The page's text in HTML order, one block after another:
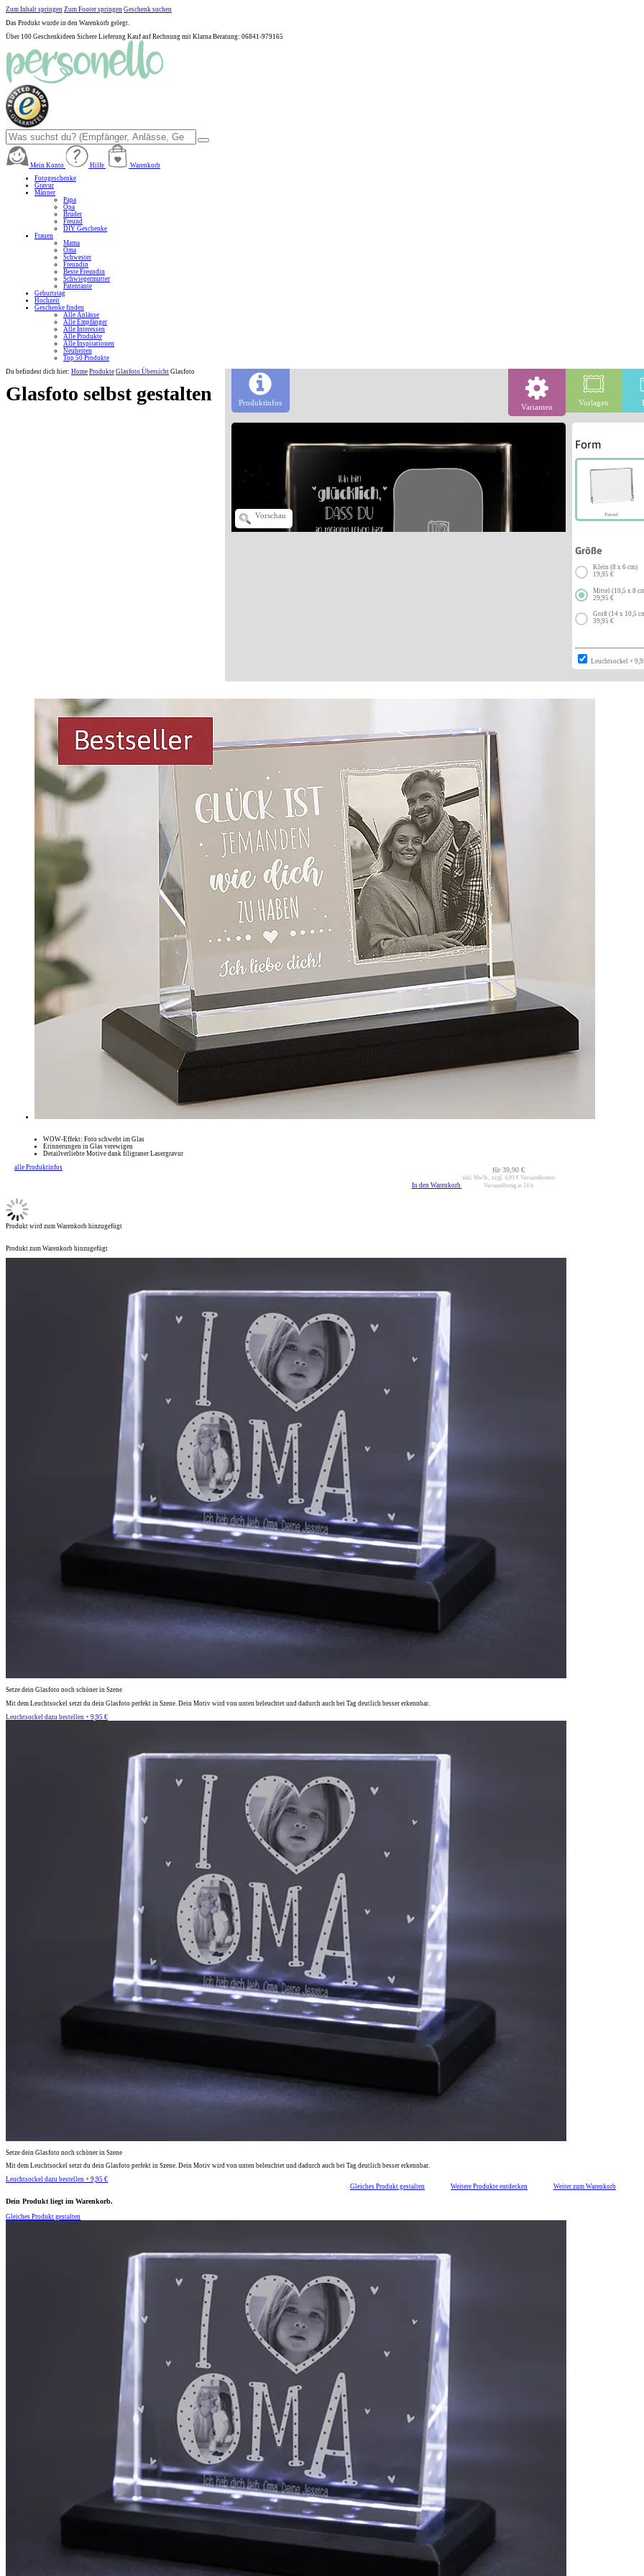
Zum Inhalt springen Zum Footer springen Geschenk suchen
Das Produkt wurde in den Warenkorb gelegt.
Über 100 Geschenkideen Sichere Lieferung Kauf auf Rechnung mit Klarna Beratung: 06841-979165
Mein Konto Hilfe
Warenkorb
Fotogeschenke
Gravur
Männer
Papa
Opa
Bruder
Freund
DIY Geschenke
Frauen
Mama
Oma
Schwester
Freundin
Beste Freundin
Schwiegermutter
Patentante
Geburtstag
Hochzeit
Geschenke finden
Alle Anlässe
Alle Empfänger
Alle Interessen
Alle Produkte
Alle Inspirationen
Neuheiten
Top 50 Produkte
Du befindest dich hier: Home Produkte Glasfoto Übersicht Glasfoto
Glasfoto selbst gestalten Produktinfos Varianten Vorlagen
Vorschau
Form
Paneel
Größe
Klein (8 x 6 cm)
19,95 €
Mittel (10,5 x 8
29,95 €
Groß (14 x 10,5
39,95 €
Leuchtsockel +
WOW-Effekt: Foto schwebt im Glas
Erinnerungen in Glas verewigen
Detailverliebte Motive dank filigraner Lasergravur
alle Produktinfos
In den Warenkorb
für39,90 €
inkl. MwSt., zzgl. 4,95 €Versandkosten
Versandfertig in 24 h
Produkt wird zum Warenkorb hinzugefügt
Produkt zum Warenkorb hinzugefügt
Setze dein Glasfoto noch schöner in Szene
Mit dem Leuchtsockel setzt du dein Glasfoto perfekt in Szene. Dein Motiv wird von unten beleuchtet und dadurch auch bei Tag deutlich besser erkennbar.
Leuchtsockel dazu bestellen + 9,95 €
Setze dein Glasfoto noch schöner in Szene
Mit dem Leuchtsockel setzt du dein Glasfoto perfekt in Szene. Dein Motiv wird von unten beleuchtet und dadurch auch bei Tag deutlich besser erkennbar.
Leuchtsockel dazu bestellen + 9,95 €
Gleiches Produkt gestalten
Weitere Produkte entdecken Weiter zum Warenkorb
Dein Produkt liegt im Warenkorb.
Gleiches Produkt gestalten